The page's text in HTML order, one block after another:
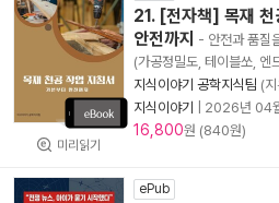
미리읽기
21. [전자책] 목재 천
안전까지 - 안전과 품질
(가공정밀도, 테이블쏘, 엔
지식이야기 공학지식팀 (
지식이야기
2026년 04
16,800원 (840원)
ePub